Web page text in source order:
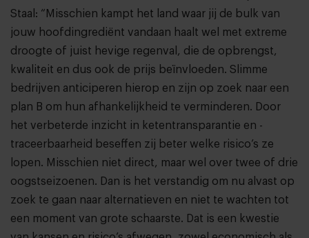
Staal: “Misschien kampt het land waar jij de bulk van
jouw hoofdingrediënt vandaan haalt wel met extreme
droogte of juist hevige regenval, die de opbrengst,
kwaliteit en dus ook de prijs beïnvloeden. Slimme
bedrijven anticiperen hierop en zijn op zoek naar een
plan B om hun afhankelijkheid te verminderen. Door
het verbeterde inzicht in ketentransparantie en -
traceerbaarheid beseffen zij beter welke risico’s ze
lopen. Misschien niet direct, maar wel over twee of drie
oogstseizoenen. Dan is het verstandig om nu alvast op
zoek te gaan naar alternatieven en niet te wachten tot
een moment van grote schaarste. Dat is een kwestie